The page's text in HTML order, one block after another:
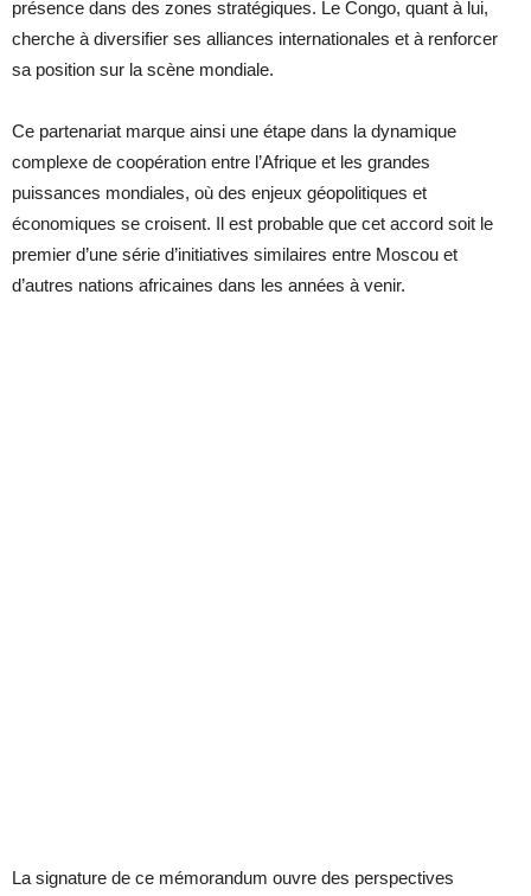
présence dans des zones stratégiques. Le Congo, quant à lui,
cherche à diversifier ses alliances internationales et à renforcer
sa position sur la scène mondiale.
Ce partenariat marque ainsi une étape dans la dynamique
complexe de coopération entre l’Afrique et les grandes
puissances mondiales, où des enjeux géopolitiques et
économiques se croisent. Il est probable que cet accord soit le
premier d’une série d’initiatives similaires entre Moscou et
d’autres nations africaines dans les années à venir.
La signature de ce mémorandum ouvre des perspectives